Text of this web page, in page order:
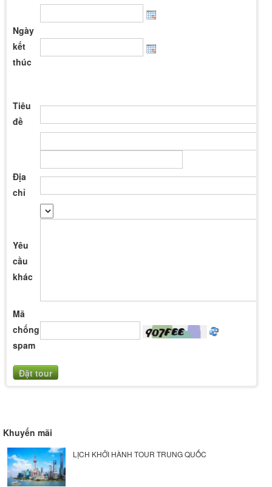
Ngày
kết
thúc
Tiêu
đề
Địa
chỉ
Yêu
cầu
khác
Mã
chống
spam
Khuyến mãi
LỊCH KHỞI HÀNH TOUR TRUNG QUỐC